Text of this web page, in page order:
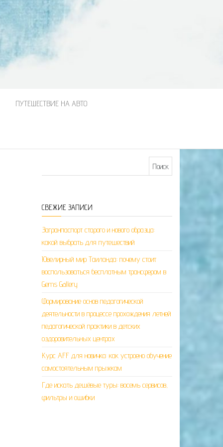
ПУТЕШЕСТВИЕ НА АВТО
СВЕЖИЕ ЗАПИСИ
Загранпаспорт старого и нового образца:
какой выбрать для путешествий
Ювелирный мир Таиланда: почему стоит
воспользоваться бесплатным трансфером в
Gems Gallery
Формирование основ педагогической
деятельности в процессе прохождения летней
педагогической практики в детских
оздоровительных центрах
Курс AFF для новичка: как устроено обучение
самостоятельным прыжкам
Где искать дешёвые туры: восемь сервисов,
фильтры и ошибки